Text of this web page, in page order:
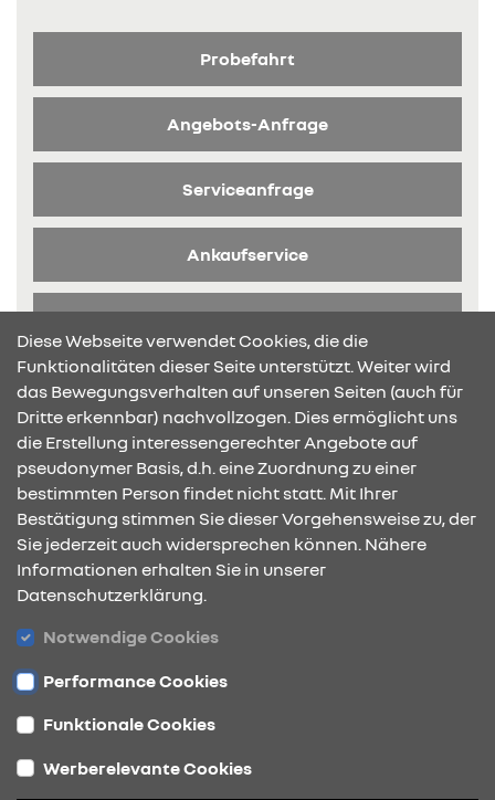
Probefahrt
Angebots-Anfrage
Serviceanfrage
Ankaufservice
KONTAKT & ANFAHRT
ÖFFNUNGSZEITEN
Diese Webseite verwendet Cookies, die die
Funktionalitäten dieser Seite unterstützt. Weiter wird
das Bewegungsverhalten auf unseren Seiten (auch für
Dritte erkennbar) nachvollzogen. Dies ermöglicht uns
die Erstellung interessengerechter Angebote auf
pseudonymer Basis, d.h. eine Zuordnung zu einer
bestimmten Person findet nicht statt. Mit Ihrer
Bestätigung stimmen Sie dieser Vorgehensweise zu, der
Sie jederzeit auch widersprechen können. Nähere
Informationen erhalten Sie in unserer
Datenschutzerklärung.
Notwendige Cookies
Performance Cookies
Funktionale Cookies
Werberelevante Cookies